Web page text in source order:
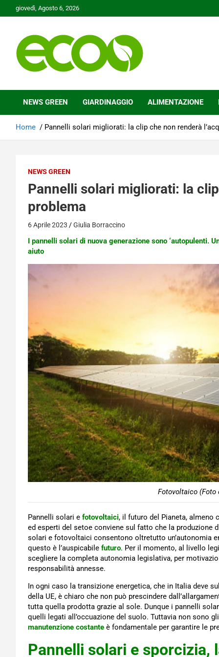
to
giovedì, Agosto 6, 2026
Ecoo.it
NEWS GREEN GIARDINAGGIO ALIMENTAZIONE
Home Pannelli solari migliorati: la clip che non renderà
NEWS GREEN
Pannelli solari migliorati: la
problema
6 Aprile 2023 Giulia Borraccino
I pannelli solari di nuova generazione sono ‘autopulenti.
aiuto
Fotovoltaico (Foto
Pannelli solari e fotovoltaici, il futuro del Pianeta, almeno
ed esperti del setoe conviene sul fatto che la produzione
solari e fotovoltaici consentono oltretutto un’autonomia
questo è l’auspicabile futuro. Per il momento, al livello
scegliere la completa autonomia legislativa, per
responsabilità annesse.
In ogni caso la transizione energetica, che in Italia deve
della UE, è chiaro che non può prescindere
tutta quella prodotta grazie al sole. Dunque i pannelli
quelli legati all’occuazione del suolo. Tuttavia non sono
manutenzione costante è fondamentale per garantire le
Pannelli solari e sporcizia,